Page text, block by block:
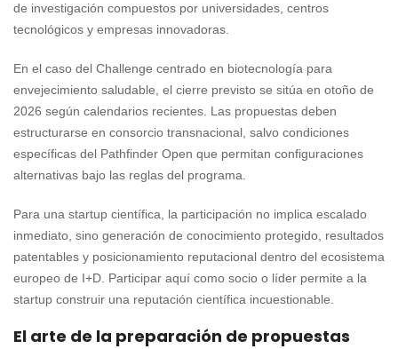
de investigación compuestos por universidades, centros
tecnológicos y empresas innovadoras.
En el caso del Challenge centrado en biotecnología para
envejecimiento saludable, el cierre previsto se sitúa en otoño de
2026 según calendarios recientes. Las propuestas deben
estructurarse en consorcio transnacional, salvo condiciones
específicas del Pathfinder Open que permitan configuraciones
alternativas bajo las reglas del programa.
Para una startup científica, la participación no implica escalado
inmediato, sino generación de conocimiento protegido, resultados
patentables y posicionamiento reputacional dentro del ecosistema
europeo de I+D. Participar aquí como socio o líder permite a la
startup construir una reputación científica incuestionable.
El arte de la preparación de propuestas